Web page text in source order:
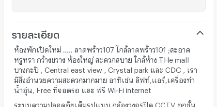
รายละเอียด
ห้องพักเปิดใหม่ ..... ลาดพร้าว107 ไกล้ลาดพร้าว101 ;สะอาด
หรูหรา กว้างขวาง ห้องใหญ่ สะดวกสบาย ใกล้ห้าง THe mall
บางกะปิ , Central east view , Crystal park และ CDC , เรา
มีสิ่งอำนวยความสะดวกมากมาย อาทิเช่น ลิฟท์,แอร์,เครื่องทำ
น้ำอุ่น, Free ที่จอดรถ และ ฟรี Wi-Fi internet
ระบบความปลอดภัยเต็มรูปแบบ กล้องวงจรปิด CCTV ทุกชั้น,